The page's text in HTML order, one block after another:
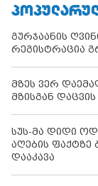
გურჯაანის
რეგისტრაცია
მზეს ვერ
მზისგან
სუს-მა დიდი
აღების ფაქტზე
დააკავა